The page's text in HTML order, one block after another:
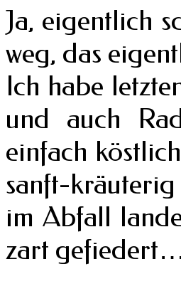
Ja, eigentlich
weg, das
Ich habe
und auch
einfach
sanft-
im Abfall
zart